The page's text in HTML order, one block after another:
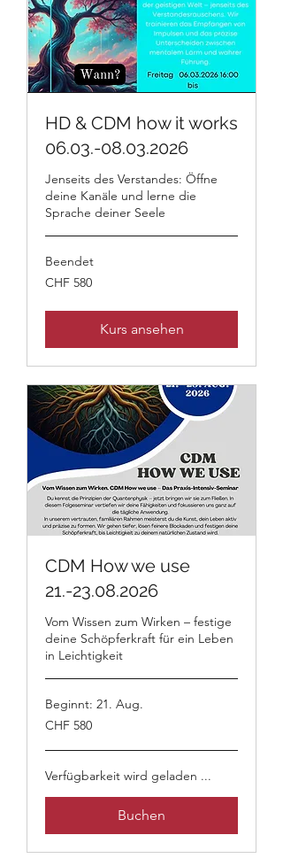
HD & CDM how it works
06.03.-08.03.2026
Jenseits des Verstandes: Öffne
deine Kanäle und lerne die
Sprache deiner Seele
Beendet
580
Schweizer
CHF 580
Kurs ansehen
CDM How we use
21.-23.08.2026
Vom Wissen zum Wirken – festige
deine Schöpferkraft für ein Leben
in Leichtigkeit
Beginnt: 21. Aug.
580
Schweizer
CHF 580
Verfügbarkeit wird geladen ...
Buchen